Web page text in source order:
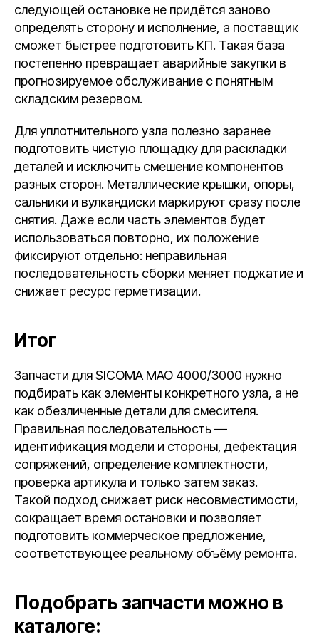
следующей остановке не придётся заново
определять сторону и исполнение, а поставщик
сможет быстрее подготовить КП. Такая база
постепенно превращает аварийные закупки в
прогнозируемое обслуживание с понятным
складским резервом.
Для уплотнительного узла полезно заранее
подготовить чистую площадку для раскладки
деталей и исключить смешение компонентов
разных сторон. Металлические крышки, опоры,
сальники и вулкандиски маркируют сразу после
снятия. Даже если часть элементов будет
использоваться повторно, их положение
фиксируют отдельно: неправильная
последовательность сборки меняет поджатие и
снижает ресурс герметизации.
Итог
Запчасти для SICOMA MAO 4000/3000 нужно
подбирать как элементы конкретного узла, а не
как обезличенные детали для смесителя.
Правильная последовательность —
идентификация модели и стороны, дефектация
сопряжений, определение комплектности,
проверка артикула и только затем заказ.
Такой подход снижает риск несовместимости,
сокращает время остановки и позволяет
подготовить коммерческое предложение,
соответствующее реальному объёму ремонта.
Подобрать запчасти можно в
каталоге: